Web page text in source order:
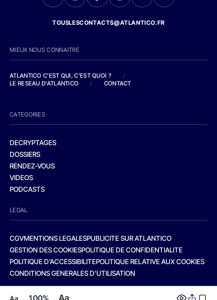
Aa 100% Aa
TOUSLESCONTACTS@ATLANTICO.FR
MIEUX NOUS CONNAITRE
ATLANTICO C'EST QUI, C'EST QUOI ?
/
LE RESEAU D'ATLANTICO
/ CONTACT
CATEGORIES
DECRYPTAGES
DOSSIERS
RENDEZ-VOUS
VIDEOS
PODCASTS
LEGAL
CGVMENTIONS LEGALESPUBLICITE SUR ATLANTICO
GESTION DES COOKIESPOLITIQUE DE CONFIDENTIALITE
POLITIQUE D’ACCESSIBILITEPOLITIQUE RELATIVE AUX COOKIES
CONDITIONS GENERALES D’UTILISATION